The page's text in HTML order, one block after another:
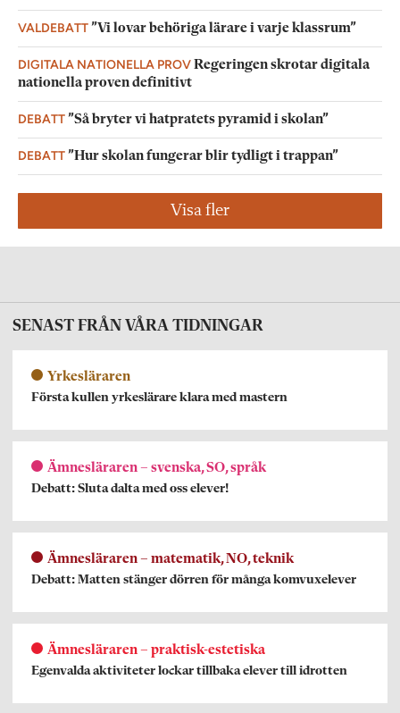
VALDEBATT”Vi lovar behöriga lärare i varje klassrum”
DIGITALA NATIONELLA PROVRegeringen skrotar digitala
nationella proven definitivt
DEBATT”Så bryter vi hatpratets pyramid i skolan”
DEBATT”Hur skolan fungerar blir tydligt i trappan”
Visa fler
SENAST FRÅN VÅRA TIDNINGAR
Yrkesläraren
Första kullen yrkeslärare klara med mastern
Ämnesläraren – svenska, SO, språk
Debatt: Sluta dalta med oss elever!
Ämnesläraren – matematik, NO, teknik
Debatt: Matten stänger dörren för många komvuxelever
Ämnesläraren – praktisk-estetiska
Egenvalda aktiviteter lockar tillbaka elever till idrotten